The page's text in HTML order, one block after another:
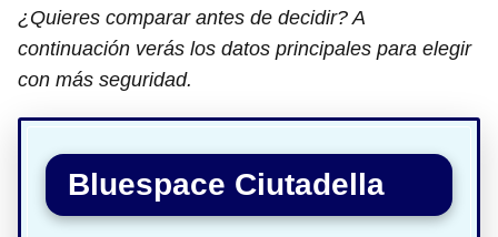
¿Quieres comparar antes de decidir? A
continuación verás los datos principales para elegir
con más seguridad.
Bluespace Ciutadella